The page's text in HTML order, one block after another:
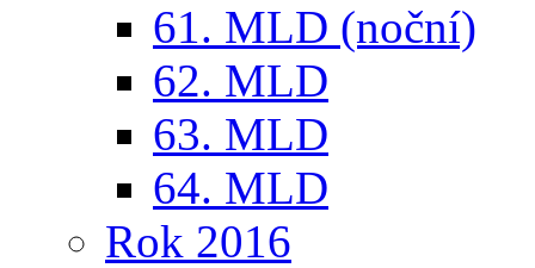
61. MLD (noční)
62. MLD
63. MLD
64. MLD
Rok 2016